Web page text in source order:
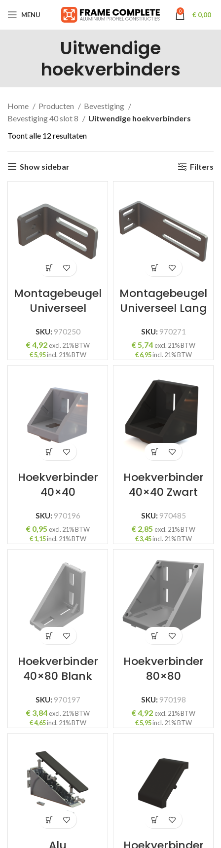
MENU 0 € 0,00
Uitwendige
hoekverbinders
Home Producten
Bevestiging
Bevestiging 40 slot 8
Uitwendige hoekverbinders
Toont alle 12 resultaten
Show sidebar Filters
Montagebeugel
Universeel
SKU: 970250
€4,92 excl. 21% BTW
€5,95incl. 21% BTW
Montagebeugel
Universeel Lang
SKU: 970271
€5,74 excl. 21% BTW
€6,95incl. 21% BTW
Hoekverbinder
40×40
SKU: 970196
€0,95 excl. 21% BTW
€1,15incl. 21% BTW
Hoekverbinder
40×40 Zwart
SKU: 970485
€2,85 excl. 21% BTW
€3,45incl. 21% BTW
Hoekverbinder
40×80 Blank
SKU: 970197
€3,84 excl. 21% BTW
€4,65incl. 21% BTW
Hoekverbinder
80×80
SKU: 970198
€4,92 excl. 21% BTW
€5,95incl. 21% BTW